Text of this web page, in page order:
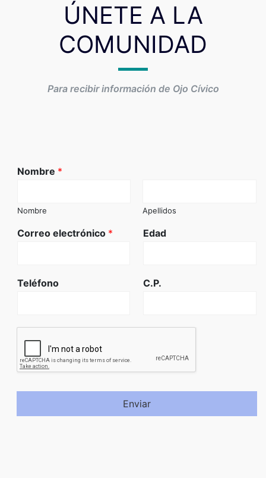
ÚNETE A LA
COMUNIDAD
Para recibir información de Ojo Cívico
Nombre *
Nombre Apellidos
Correo electrónico * Edad
Teléfono C.P.
Enviar